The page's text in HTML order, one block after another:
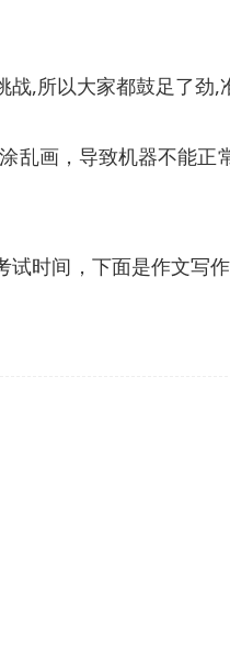
,所以大家都鼓足了劲,
画，导致机器不能
时间，下面是作文写